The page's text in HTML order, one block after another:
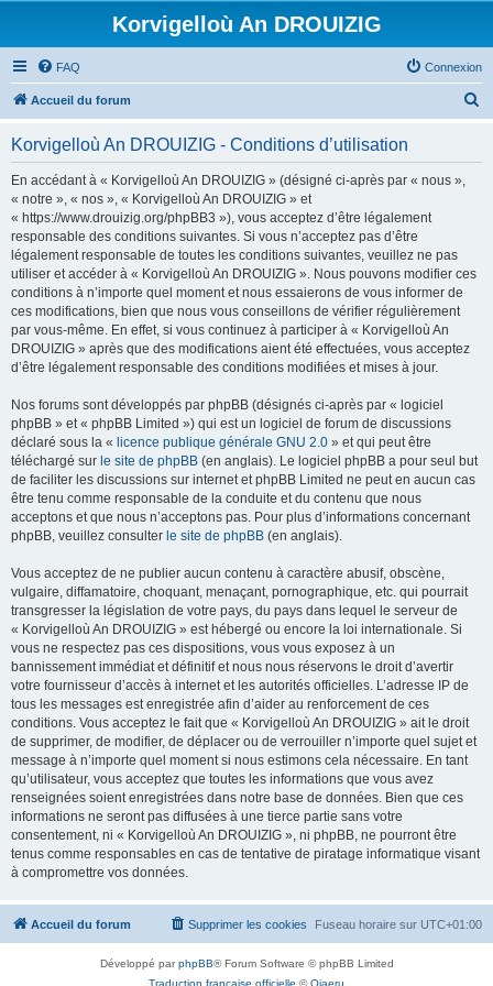
Korvigelloù An DROUIZIG
FAQ Connexion
Accueil du forum
Korvigelloù An DROUIZIG - Conditions d’utilisation
En accédant à « Korvigelloù An DROUIZIG » (désigné ci-après par « nous »,
« notre », « nos », « Korvigelloù An DROUIZIG » et
« https://www.drouizig.org/phpBB3 »), vous acceptez d’être légalement
responsable des conditions suivantes. Si vous n’acceptez pas d’être
légalement responsable de toutes les conditions suivantes, veuillez ne pas
utiliser et accéder à « Korvigelloù An DROUIZIG ». Nous pouvons modifier ces
conditions à n’importe quel moment et nous essaierons de vous informer de
ces modifications, bien que nous vous conseillons de vérifier régulièrement
par vous-même. En effet, si vous continuez à participer à « Korvigelloù An
DROUIZIG » après que des modifications aient été effectuées, vous acceptez
d’être légalement responsable des conditions modifiées et mises à jour.
Nos forums sont développés par phpBB (désignés ci-après par « logiciel
phpBB » et « phpBB Limited ») qui est un logiciel de forum de discussions
déclaré sous la « licence publique générale GNU 2.0 » et qui peut être
téléchargé sur le site de phpBB (en anglais). Le logiciel phpBB a pour seul but
de faciliter les discussions sur internet et phpBB Limited ne peut en aucun cas
être tenu comme responsable de la conduite et du contenu que nous
acceptons et que nous n’acceptons pas. Pour plus d’informations concernant
phpBB, veuillez consulter le site de phpBB (en anglais).
Vous acceptez de ne publier aucun contenu à caractère abusif, obscène,
vulgaire, diffamatoire, choquant, menaçant, pornographique, etc. qui pourrait
transgresser la législation de votre pays, du pays dans lequel le serveur de
« Korvigelloù An DROUIZIG » est hébergé ou encore la loi internationale. Si
vous ne respectez pas ces dispositions, vous vous exposez à un
bannissement immédiat et définitif et nous nous réservons le droit d’avertir
votre fournisseur d’accès à internet et les autorités officielles. L’adresse IP de
tous les messages est enregistrée afin d’aider au renforcement de ces
conditions. Vous acceptez le fait que « Korvigelloù An DROUIZIG » ait le droit
de supprimer, de modifier, de déplacer ou de verrouiller n’importe quel sujet et
message à n’importe quel moment si nous estimons cela nécessaire. En tant
qu’utilisateur, vous acceptez que toutes les informations que vous avez
renseignées soient enregistrées dans notre base de données. Bien que ces
informations ne seront pas diffusées à une tierce partie sans votre
consentement, ni « Korvigelloù An DROUIZIG », ni phpBB, ne pourront être
tenus comme responsables en cas de tentative de piratage informatique visant
à compromettre vos données.
Accueil du forum Fuseau horaire sur UTC+01:00
Supprimer les cookies
Développé parphpBB® Forum Software © phpBB Limited
Traduction française officielle ©Qiaeru